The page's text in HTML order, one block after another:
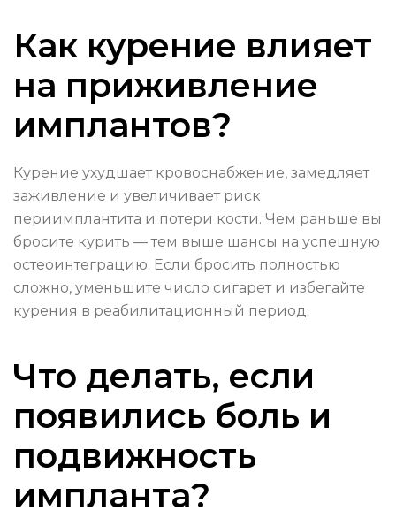
Как курение влияет
на приживление
имплантов?
Курение ухудшает кровоснабжение, замедляет
заживление и увеличивает риск
периимплантита и потери кости. Чем раньше вы
бросите курить — тем выше шансы на успешную
остеоинтеграцию. Если бросить полностью
сложно, уменьшите число сигарет и избегайте
курения в реабилитационный период.
Что делать, если
появились боль и
подвижность
импланта?